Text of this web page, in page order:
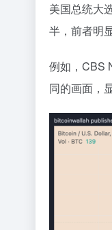
美国总统大
半，前者明
例如，CBS
同的画面，